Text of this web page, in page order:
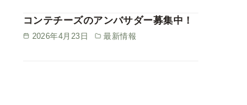
2026年4月23日 最新情報
コンテチーズのアンバサダー募集中！